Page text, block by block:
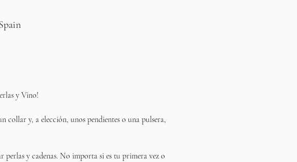
y Vino!
collar y, a elección, unos pendientes o una pulsera,
perlas y cadenas. No importa si es tu primera vez o